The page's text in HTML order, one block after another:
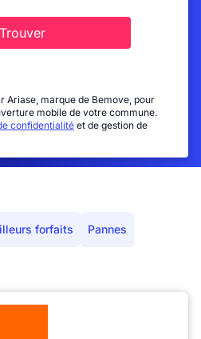
Trouver
Ariase, marque de Bemove, pour
mobile de votre commune.
confidentialité et de gestion de
forfaits Pannes